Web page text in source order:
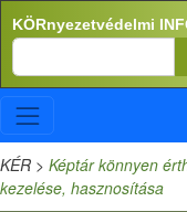
Ugrás a tartalomra
KÖRnyezetvédelmi
Search
KÉR > Képtár könnyen
kezelése, hasznosítása